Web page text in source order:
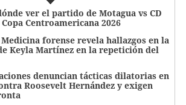
ver el partido de Motagua vs CD
Centroamericana 2026
forense revela hallazgos en la
Keyla Martínez en la repetición del
denuncian tácticas dilatorias en
Roosevelt Hernández y exigen